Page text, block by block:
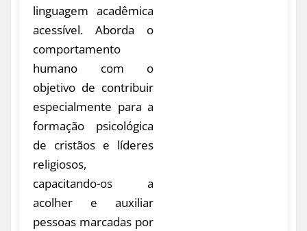
linguagem acadêmica
acessível. Aborda o
comportamento
humano com o
objetivo de contribuir
especialmente para a
formação psicológica
de cristãos e líderes
religiosos,
capacitando-os a
acolher e auxiliar
pessoas marcadas por